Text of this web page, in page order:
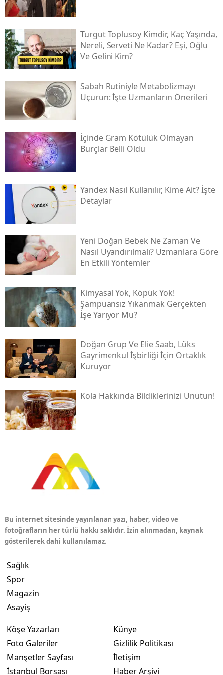
Turgut Toplusoy Kimdir, Kaç Yaşında,
Nereli, Serveti Ne Kadar? Eşi, Oğlu
Ve Gelini Kim?
Sabah Rutiniyle Metabolizmayı
Uçurun: İşte Uzmanların Önerileri
İçinde Gram Kötülük Olmayan
Burçlar Belli Oldu
Yandex Nasıl Kullanılır, Kime Ait? İşte
Detaylar
Yeni Doğan Bebek Ne Zaman Ve
Nasıl Uyandırılmalı? Uzmanlara Göre
En Etkili Yöntemler
Kimyasal Yok, Köpük Yok!
Şampuansız Yıkanmak Gerçekten
İşe Yarıyor Mu?
Doğan Grup Ve Elie Saab, Lüks
Gayrimenkul İşbirliği İçin Ortaklık
Kuruyor
Kola Hakkında Bildiklerinizi Unutun!
Bu internet sitesinde yayınlanan yazı, haber, video ve
fotoğrafların her türlü hakkı saklıdır. İzin alınmadan, kaynak
gösterilerek dahi kullanılamaz.
Sağlık
Spor
Magazin
Asayiş
Köşe Yazarları
Foto Galeriler
Manşetler Sayfası
İstanbul Borsası
Künye
Gizlilik Politikası
İletişim
Haber Arşivi